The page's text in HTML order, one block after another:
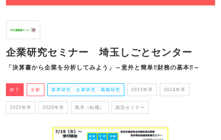
企業研究セミナー 埼玉しごとセンター
「決算書から企業を分析してみよう」～意外と簡単‼財務の基本‼～
終了 全般 業界研究・企業研究・職種研究 2023年卒 2024年卒
2025年卒 2026年卒 既卒（転職） 就活セミナー